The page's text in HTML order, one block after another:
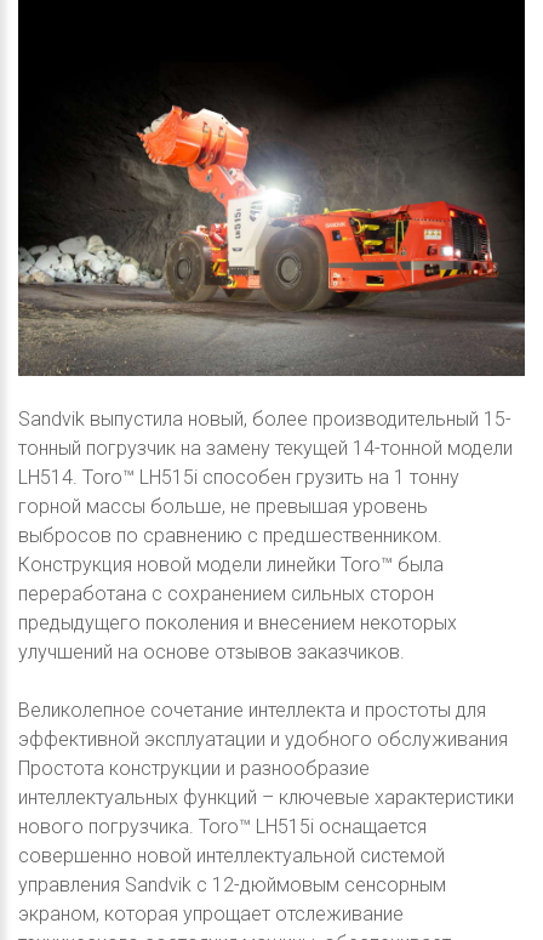
Sandvik выпустила новый, более производительный 15-
тонный погрузчик на замену текущей 14-тонной модели
LH514. Toro™ LH515i способен грузить на 1 тонну
горной массы больше, не превышая уровень
выбросов по сравнению с предшественником.
Конструкция новой модели линейки Toro™ была
переработана с сохранением сильных сторон
предыдущего поколения и внесением некоторых
улучшений на основе отзывов заказчиков.
Великолепное сочетание интеллекта и простоты для
эффективной эксплуатации и удобного обслуживания
Простота конструкции и разнообразие
интеллектуальных функций – ключевые характеристики
нового погрузчика. Toro™ LH515i оснащается
совершенно новой интеллектуальной системой
управления Sandvik с 12-дюймовым сенсорным
экраном, которая упрощает отслеживание